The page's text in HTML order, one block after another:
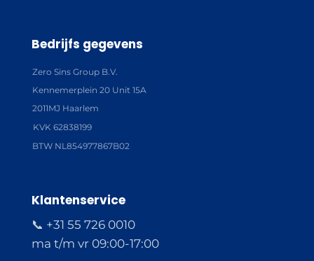
Bedrijfs gegevens
Zero Sins Group B.V.
Kennemerplein 20 Unit 15A
2011MJ Haarlem
KVK 62838199
BTW NL854977867B02
Klantenservice
📞 +31 55 726 0010
ma t/m vr 09:00-17:00